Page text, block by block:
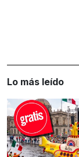
Lo más leído